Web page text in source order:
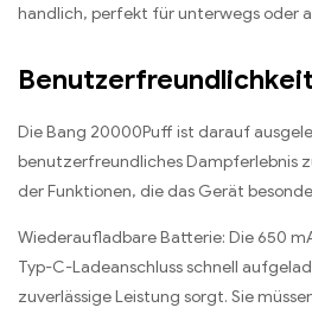
handlich, perfekt für unterwegs oder
Die Bang 20000Puff ist darauf
benutzerfreundliches Dampferlebnis
der Funktionen, die das Gerät
Wiederaufladbare Batterie: Die 650
Typ-C-Ladeanschluss schnell
zuverlässige Leistung sorgt. Sie